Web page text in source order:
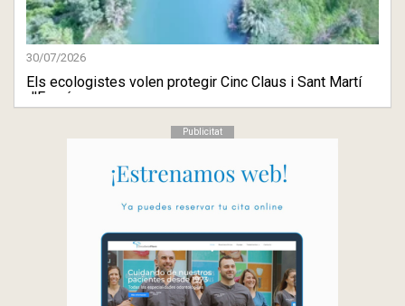
30/07/2026
Els ecologistes volen protegir Cinc Claus i Sant Martí
d'Empú ...
Publicitat